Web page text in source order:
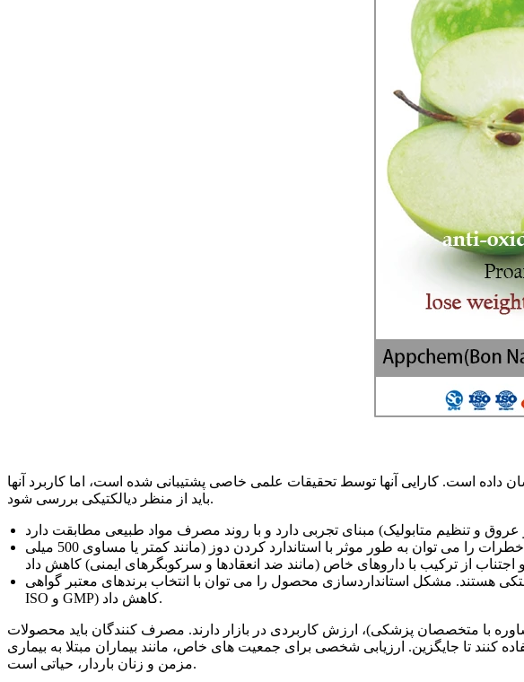
داده است. کارایی آنها توسط تحقیقات علمی خاصی پشتیبانی شده است، اما کاربرد آنها
باید از منظر دیالکتیکی بررسی شود.
قابل کنترل خطر: اگرچه خطرات ایمنی و تداخل دارویی ناشی از استفاده طولانی مدت از دوزهای بالا وجود دارد، اما خطرات را می توان به طور موثر با استاندارد کردن دوز (مانند کمتر یا مساوی 500 میلی
مشکل استانداردسازی محصول را می توان با انتخاب برندهای معتبر گواهی (مانند گواهینامه
ISO و GMP) کاهش داد.
با متخصصان پزشکی)، ارزش کاربردی در بازار دارند. مصرف کنندگان باید محصولات
کنند تا جایگزین. ارزیابی شخصی برای جمعیت های خاص، مانند بیماران مبتلا به بیماری
مزمن و زنان باردار، حیاتی است.